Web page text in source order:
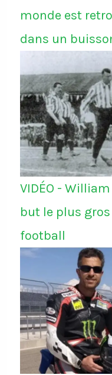
monde est
dans un
VIDÉO -
but le plus
football